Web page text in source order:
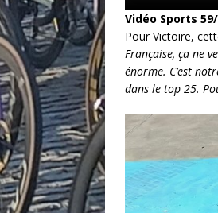
Vidéo Sports
Pour Victoire,
Française, ça ne
énorme. C’est
dans le top 25.